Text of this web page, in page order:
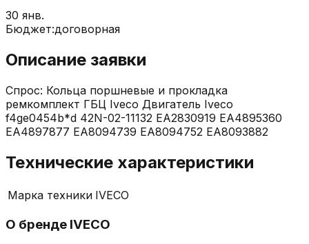
30 янв.
Бюджет:договорная
Описание заявки
Спрос: Кольца поршневые и прокладка
ремкомплект ГБЦ Iveco Двигатель Iveco
f4ge0454b*d 42N-02-11132 EA2830919 EA4895360
EA4897877 EA8094739 EA8094752 EA8093882
Технические характеристики
Марка техники IVECO
О бренде IVECO